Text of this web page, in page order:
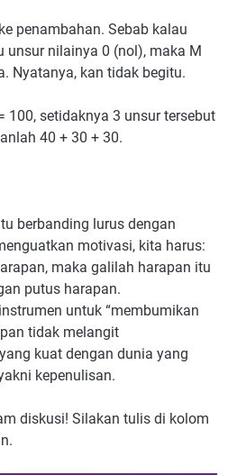
penambahan. Sebab kalau
unsur nilainya 0 (nol), maka M
Nyatanya, kan tidak begitu.
100, setidaknya 3 unsur tersebut
40 + 30 + 30.
berbanding lurus dengan
motivasi, kita harus:
maka galilah harapan itu
putus harapan.
untuk “membumikan
tidak melangit
kuat dengan dunia yang
kepenulisan.
diskusi! Silakan tulis di kolom